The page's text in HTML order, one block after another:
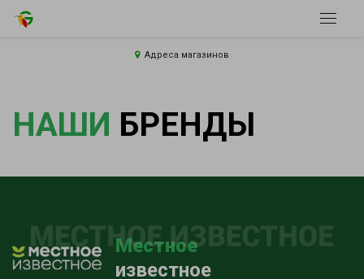
Адреса магазинов
НАШИ БРЕНДЫ
Местное
известное